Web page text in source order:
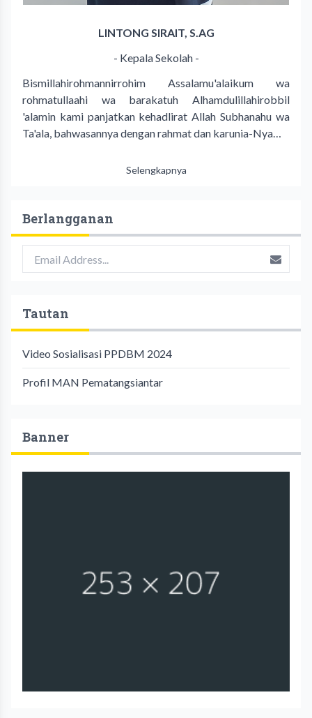
LINTONG SIRAIT, S.AG
- Kepala Sekolah -
Bismillahirohmannirrohim Assalamu'alaikum wa
rohmatullaahi wa barakatuh Alhamdulillahirobbil
'alamin kami panjatkan kehadlirat Allah Subhanahu wa
Ta'ala, bahwasannya dengan rahmat dan karunia-Nya…
Selengkapnya
Berlangganan
Tautan
Video Sosialisasi PPDBM 2024
Profil MAN Pematangsiantar
Banner